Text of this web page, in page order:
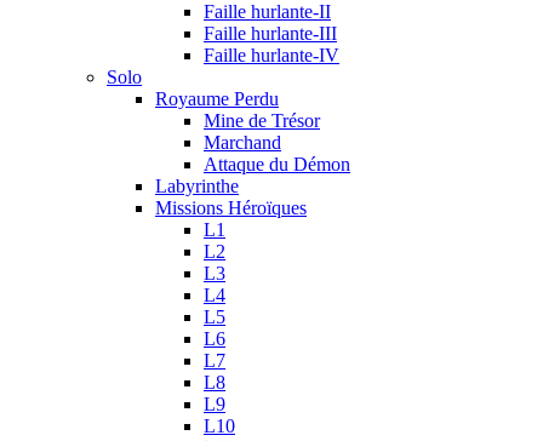
Faille hurlante-II
Faille hurlante-III
Faille hurlante-IV
Solo
Royaume Perdu
Mine de Trésor
Marchand
Attaque du Démon
Labyrinthe
Missions Héroïques
L1
L2
L3
L4
L5
L6
L7
L8
L9
L10